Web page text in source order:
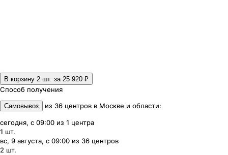
В корзину 2 шт. за 25 920 ₽
Способ получения
Самовывоз из 36 центров в Москве и области:
сегодня, с 09:00 из 1 центра
1 шт.
вс, 9 августа, с 09:00 из 36 центров
2 шт.